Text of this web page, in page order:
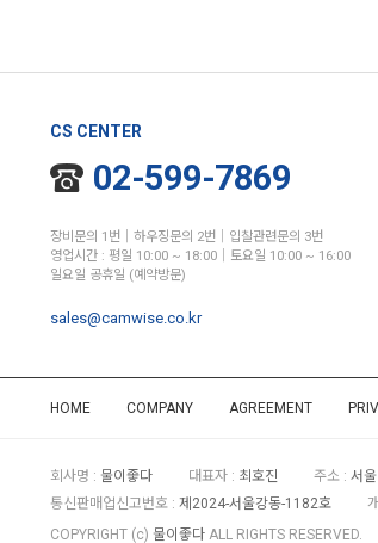
CS CENTER
02-599-7869
장비문의 1번│하우징문의 2번│입찰관련문의 3번
영업시간 : 평일 10:00 ~ 18:00│토요일 10:00 ~ 16:00
일요일 공휴일 (예약방문)
sales@camwise.co.kr
HOME COMPANY AGREEMENT
회사명 : 물이좋다 대표자 : 최호진 주소 : 서
통신판매업신고번호 : 제2024-서울강동-1182호
COPYRIGHT (c) 물이좋다 ALL RIGHTS RESERVED.